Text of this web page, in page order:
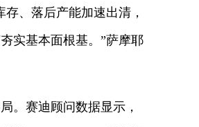
、落后产能加速出清，
实基本面根基。”萨摩耶
。赛迪顾问数据显示，